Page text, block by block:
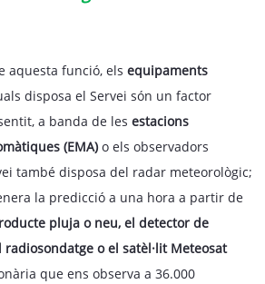
aquesta funció, els equipaments
disposa el Servei són un factor
a banda de les estacions
(EMA)o els observadors
també disposa del radar meteorològic;
la predicció a una hora a partir de
pluja o neu, el detector de
o el satèl·lit Meteosat
que ens observa a 36.000